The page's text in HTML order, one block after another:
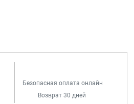
Безопасная оплата онлайн
Возврат 30 дней